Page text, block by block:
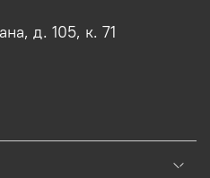
д. 105, к. 71